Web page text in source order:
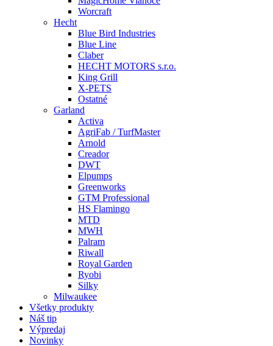
Worcraft
Hecht
Blue Bird Industries
Blue Line
Claber
HECHT MOTORS s.r.o.
King Grill
X-PETS
Ostatné
Garland
Activa
AgriFab / TurfMaster
Arnold
Creador
DWT
Elpumps
Greenworks
GTM Professional
HS Flamingo
MTD
MWH
Palram
Riwall
Royal Garden
Ryobi
Silky
Milwaukee
Všetky produkty
Náš tip
Výpredaj
Novinky